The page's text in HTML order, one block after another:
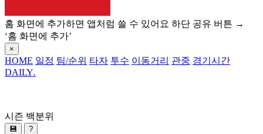
홈 화면에 추가하면 앱처럼 쓸 수 있어요 하단 공유 버튼 →
‘홈 화면에 추가’
×
HOME 일정 팀/순위 타자 투수 이동거리 관중 경기시간
DAILY.
시즌 백분위
💾 ?